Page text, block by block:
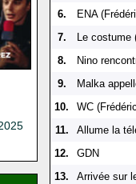
6.
ENA
7.
Le costume
8.
Nino
9.
Malka
10.
WC
11.
Allume la
12.
GDN
13.
Arrivée sur